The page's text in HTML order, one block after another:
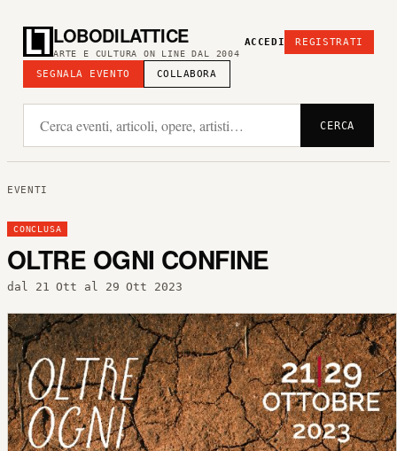
LOBODILATTICE
ARTE E CULTURA ON LINE DAL 2004
SEGNALA EVENTO COLLABORA
ACCEDI REGISTRATI
CERCA
EVENTI
CONCLUSA
OLTRE OGNI CONFINE
dal 21 Ott al 29 Ott 2023